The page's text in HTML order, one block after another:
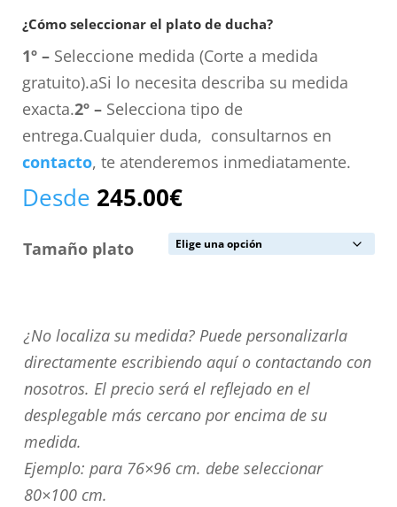
¿Cómo seleccionar el plato de ducha?
1º –Seleccione medida (Corte a medida
gratuito).aSi lo necesita describa su medida
exacta.2º –Selecciona tipo de
entrega.Cualquier duda, consultarnos en
contacto, te atenderemos inmediatamente.
Desde 245.00€
Tamaño plato
¿No
localiza
su
medida?
Puede
personalizarla
directamente
¿No localiza su medida? Puede personalizarla
directamente escribiendo aquí o contactando con
nosotros. El precio será el reflejado en el
desplegable más cercano por encima de su
medida.
Ejemplo: para 76×96 cm. debe seleccionar
80×100 cm.